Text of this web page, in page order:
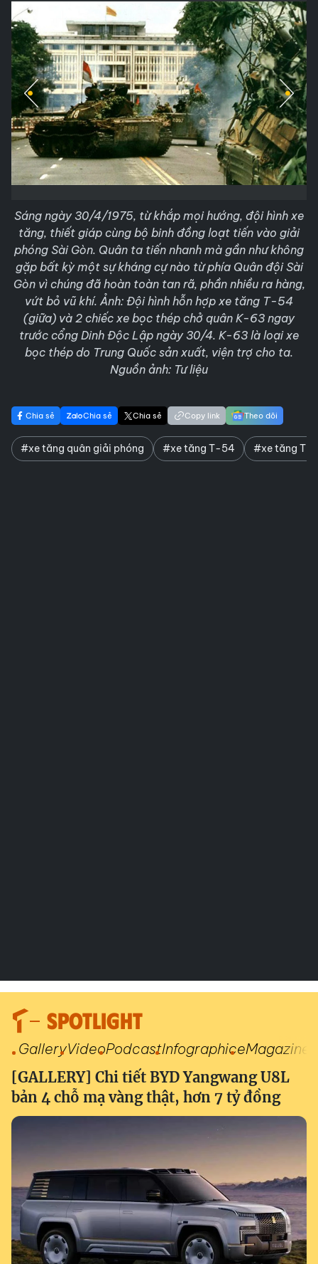
Sáng ngày 30/4/1975, từ khắp mọi hướng, đội hình xe
tăng, thiết giáp cùng bộ binh đồng loạt tiến vào giải
phóng Sài Gòn. Quân ta tiến nhanh mà gần như không
gặp bất kỳ một sự kháng cự nào từ phía Quân đội Sài
Gòn vì chúng đã hoàn toàn tan rã, phần nhiều ra hàng,
vứt bỏ vũ khí. Ảnh: Đội hình hỗn hợp xe tăng T-54
(giữa) và 2 chiếc xe bọc thép chở quân K-63 ngay
trước cổng Dinh Độc Lập ngày 30/4. K-63 là loại xe
bọc thép do Trung Quốc sản xuất, viện trợ cho ta.
Nguồn ảnh: Tư liệu
Chia sẻ Chia sẻ Chia sẻ Copy link Theo dõi
#xe tăng quân giải phóng #xe tăng T-54 #xe tăng T-
SPOTLIGHT
GalleryVideoPodcastInfographiceMagazine
[GALLERY] Chi tiết BYD Yangwang U8L
bản 4 chỗ mạ vàng thật, hơn 7 tỷ đồng